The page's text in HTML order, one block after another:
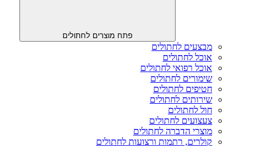
פתח מוצרים לחתולים
מבצעים לחתולים
אוכל לחתולים
אוכל רפואי לחתולים
שימורים לחתולים
חטיפים לחתולים
שירותים לחתולים
חול לחתולים
צעצועים לחתולים
מוצרי הדברה לחתולים
קולרים, רתמות ורצועות לחתולים